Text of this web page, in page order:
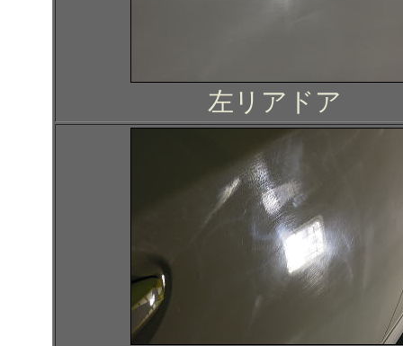
左リアドア